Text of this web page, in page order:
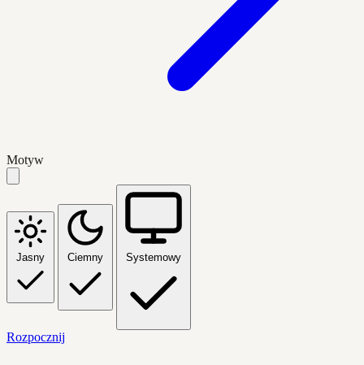
Motyw
Jasny Ciemny Systemowy
Rozpocznij